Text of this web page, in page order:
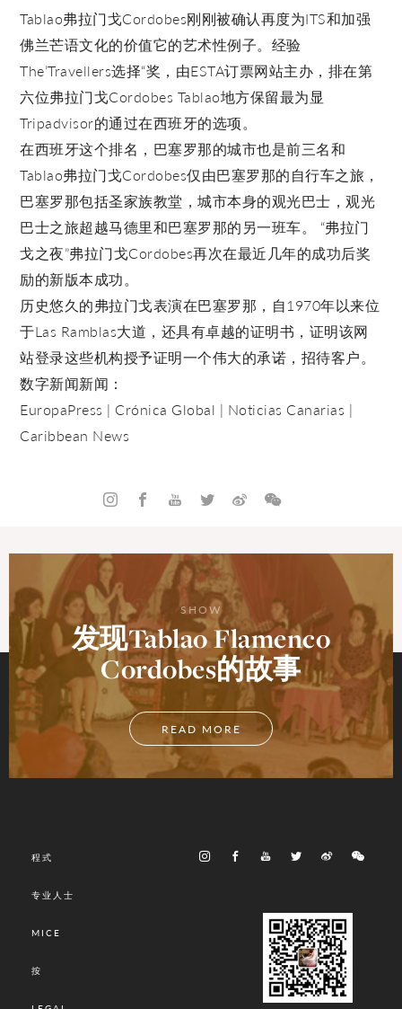
Tablao弗拉门戈Cordobes刚刚被确认再度为ITS和加强
佛兰芒语文化的价值它的艺术性例子。经验
The’Travellers选择“奖，由ESTA订票网站主办，排在第
六位弗拉门戈Cordobes Tablao地方保留最为显
Tripadvisor的通过在西班牙的选项。
在西班牙这个排名，巴塞罗那的城市也是前三名和
Tablao弗拉门戈Cordobes仅由巴塞罗那的自行车之旅，
巴塞罗那包括圣家族教堂，城市本身的观光巴士，观光
巴士之旅超越马德里和巴塞罗那的另一班车。 “弗拉门
戈之夜”弗拉门戈Cordobes再次在最近几年的成功后奖
励的新版本成功。
历史悠久的弗拉门戈表演在巴塞罗那，自1970年以来位
于Las Ramblas大道，还具有卓越的证明书，证明该网
站登录这些机构授予证明一个伟大的承诺，招待客户。
数字新闻新闻：
EuropaPress | Crónica Global | Noticias Canarias |
Caribbean News
SHOW
发现Tablao Flamenco
Cordobes的故事
READ MORE
程式
专业人士
MICE
按